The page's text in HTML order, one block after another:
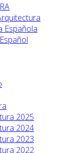
Española
2025
2024
2023
2022